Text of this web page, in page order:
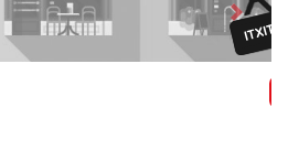
txikien alokairua